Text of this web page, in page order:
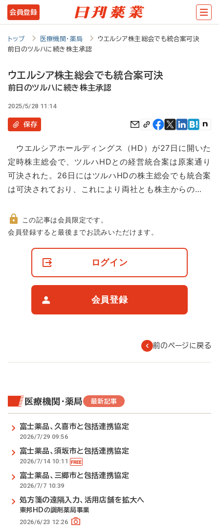
メ
イ
テ
ツ
に
動
会員登録
トップ 医療機関・薬局
ウエルシア株主総会でも統合案可決
前日のツルハに続き株主承認
ウエルシア株主総会でも統合案可決
前日のツルハに続き株主承認
2025/5/28 11:14
保存
ウエルシアホールディングス（HD）が27日に開いた
定時株主総会で、ツルハHDとの経営統合案は原案通り
可決された。26日にはツルハHDの株主総会でも統合案
は可決されており、これにより両社とも株主からの…
非
この記事は会員限定です。
会員登録すると最後までお読みいただけます。
ログイン
会員登録
前のページに戻る
医療機関・薬局 最新記事
富士薬品、久喜市と包括連携協定
2026/7/29 09:56
富士薬品、須坂市と包括連携協定
2026/7/14 10:11
富士薬品、三郷市と包括連携協定
2026/7/7 10:39
処方箋の遠隔入力、活用店舗を拡大へ
東邦HDの調剤薬局事業
2026/6/23 12:26